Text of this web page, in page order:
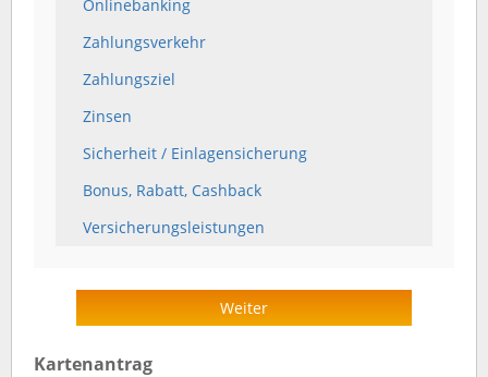
Onlinebanking
Zahlungsverkehr
Zahlungsziel
Zinsen
Sicherheit / Einlagensicherung
Bonus, Rabatt, Cashback
Versicherungsleistungen
Weiter
Kartenantrag